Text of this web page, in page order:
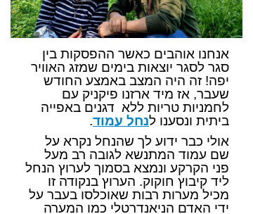
אנחנו אוהבים כאשר ההפסקות בין
סגר לסגר יוצאות בימים שמזג האוויר
יפה! זה היה המצב באמצע החודש
שעבר, אז מיד ארזנו פיקניק עם
לחמניות טריות ללא דגנים באפייה
ביתית ונסענו לנחל עמוד.
אולי כבר ידוע לך שהנחל נקרא על
שם עמוד המתנשא לגובה רב מעל
פני הקרקע ונמצא בסמוך לערוץ הנחל
ליד קיבוץ חוקוק. הערוץ בנקודה זו
מכיל מערות רבות שאוכלסו בעבר על
ידי האדם הניאנדרטלי כמו המערה